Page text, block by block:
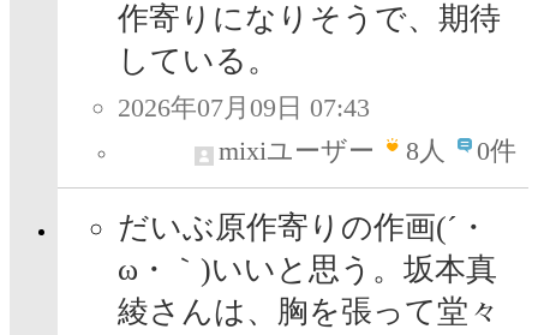
作寄りになりそうで、期待
している。
2026年07月09日 07:43
mixiユーザー
8人 0件
だいぶ原作寄りの作画(´・
ω・｀)いいと思う。坂本真
綾さんは、胸を張って堂々